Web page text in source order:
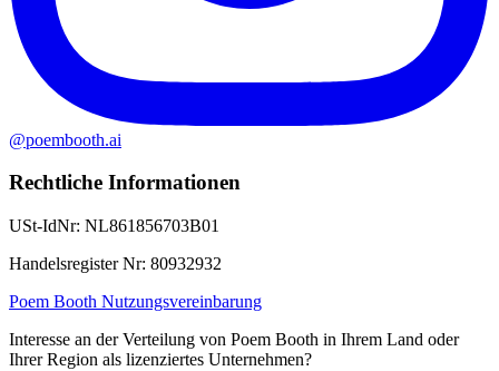
@poembooth.ai
Rechtliche Informationen
USt-IdNr: NL861856703B01
Handelsregister Nr: 80932932
Poem Booth Nutzungsvereinbarung
Interesse an der Verteilung von Poem Booth in Ihrem Land oder
Ihrer Region als lizenziertes Unternehmen?